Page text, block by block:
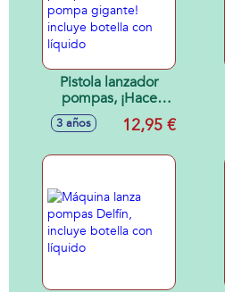
Pistola lanzador
pompas, ¡Hace
pompas dentro de
la pompa gigante!
3 años 12,95 €